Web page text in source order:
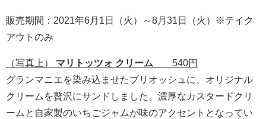
販売期間：2021年6月1日（火）～8月31日（火）※テイク
アウトのみ
（写真上） マリトッツォ クリーム
540円
グランマニエを染み込ませたブリオッシュに、オリジナル
クリームを贅沢にサンドしました。濃厚なカスタードクリ
ームと自家製のいちごジャムが味のアクセントとなってい